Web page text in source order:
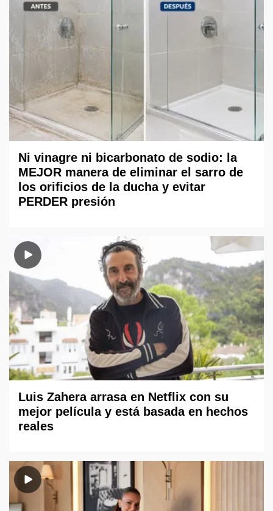
Ni vinagre ni bicarbonato de sodio: la
MEJOR manera de eliminar el sarro de
los orificios de la ducha y evitar
PERDER presión
Luis Zahera arrasa en Netflix con su
mejor película y está basada en hechos
reales